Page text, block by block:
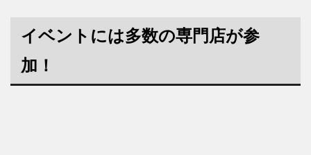
イベントには多数の専門店が参
加！